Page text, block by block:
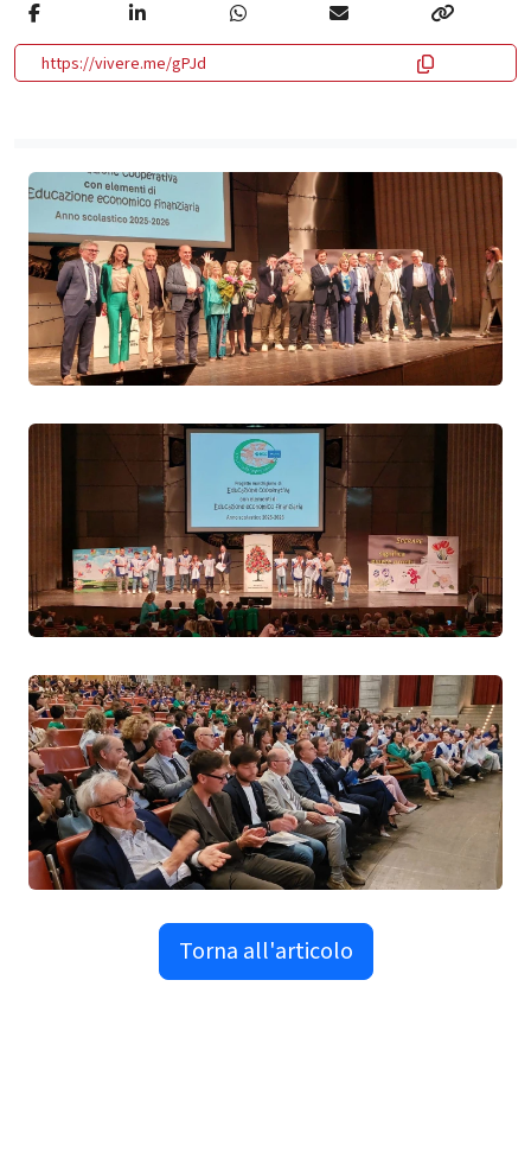
https://vivere.me/gPJd
Torna all'articolo